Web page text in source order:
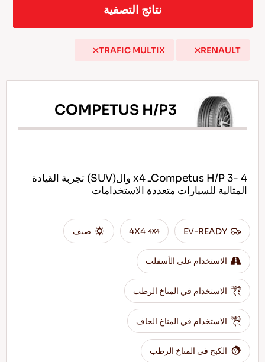
نصائح للقيادة في الثلج
اقرأ المزيد
نتائج التصفية
RENAULT
TRAFIC MULTIX
COMPETUS H/P3
Competus H/P 3- 4ـ x4 وال(SUV) تجربة القيادة
المثالية للسيارات متعددة الاستخدامات
EV-READY
4X4 صيف
الاستخدام على الأسفلت
الاستخدام في المناخ الرطب
الاستخدام في المناخ الجاف
الكبح في المناخ الرطب